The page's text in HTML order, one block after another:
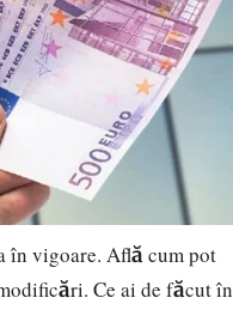
în vigoare. Află cum pot
Ce ai de făcut în